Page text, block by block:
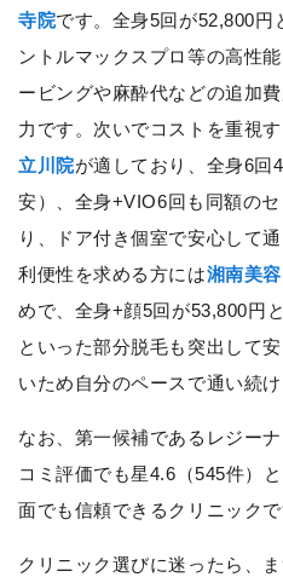
寺院です。全身5回が52,800円
ントルマックスプロ等の高性
ービングや麻酔代などの追加
力です。次いでコストを重視
立川院が適しており、全身6回
安）、全身+VIO6回も同額の
り、ドア付き個室で安心して
利便性を求める方には湘南美
めで、全身+顔5回が53,800円
といった部分脱毛も突出して
いため自分のペースで通い続け
なお、第一候補であるレジー
コミ評価でも星4.6（545件）
面でも信頼できるクリニックで
クリニック選びに迷ったら、